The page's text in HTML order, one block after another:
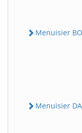
Menuisier
Menuisier